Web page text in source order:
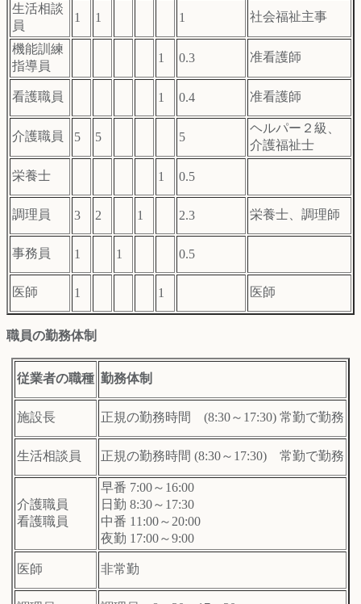
生活相談
員
1 1 1 社会福祉主事
機能訓練
指導員
1 0.3 准看護師
看護職員 1 0.4 准看護師
介護職員 5 5 5
ヘルパー２級、
介護福祉士
栄養士 1 0.5
調理員 3 2 1 2.3 栄養士、調理師
事務員 1 1 0.5
医師 1 1 医師
職員の勤務体制
従業者の職種 勤務体制
施設長 正規の勤務時間 (8:30～17:30) 常勤で勤務
生活相談員 正規の勤務時間 (8:30～17:30) 常勤で勤務
介護職員
看護職員
早番 7:00～16:00
日勤 8:30～17:30
中番 11:00～20:00
夜勤 17:00～9:00
医師 非常勤